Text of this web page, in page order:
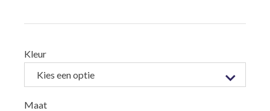
From:
Kleur
Maat